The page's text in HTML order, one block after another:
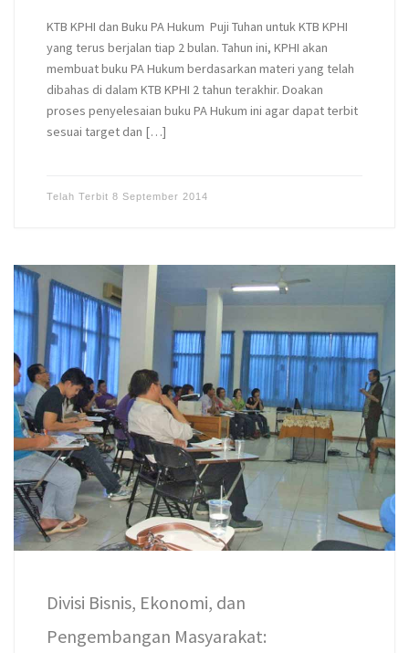
KTB KPHI dan Buku PA Hukum Puji Tuhan untuk KTB KPHI
yang terus berjalan tiap 2 bulan. Tahun ini, KPHI akan
membuat buku PA Hukum berdasarkan materi yang telah
dibahas di dalam KTB KPHI 2 tahun terakhir. Doakan
proses penyelesaian buku PA Hukum ini agar dapat terbit
sesuai target dan […]
Telah Terbit 8 September 2014
Divisi Bisnis, Ekonomi, dan
Pengembangan Masyarakat: